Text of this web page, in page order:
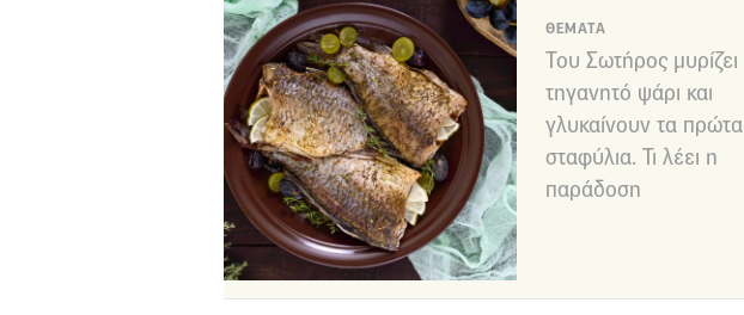
ΘΕΜΑΤΑ
Του Σωτήρος μυρίζει
τηγανητό ψάρι και
γλυκαίνουν τα πρώτα
σταφύλια. Τι λέει η
παράδοση